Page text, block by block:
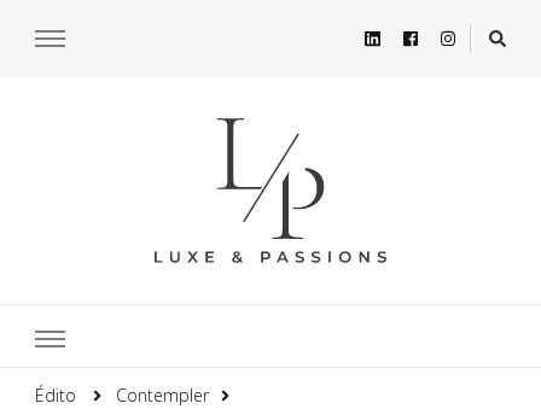
Édito
Contempler